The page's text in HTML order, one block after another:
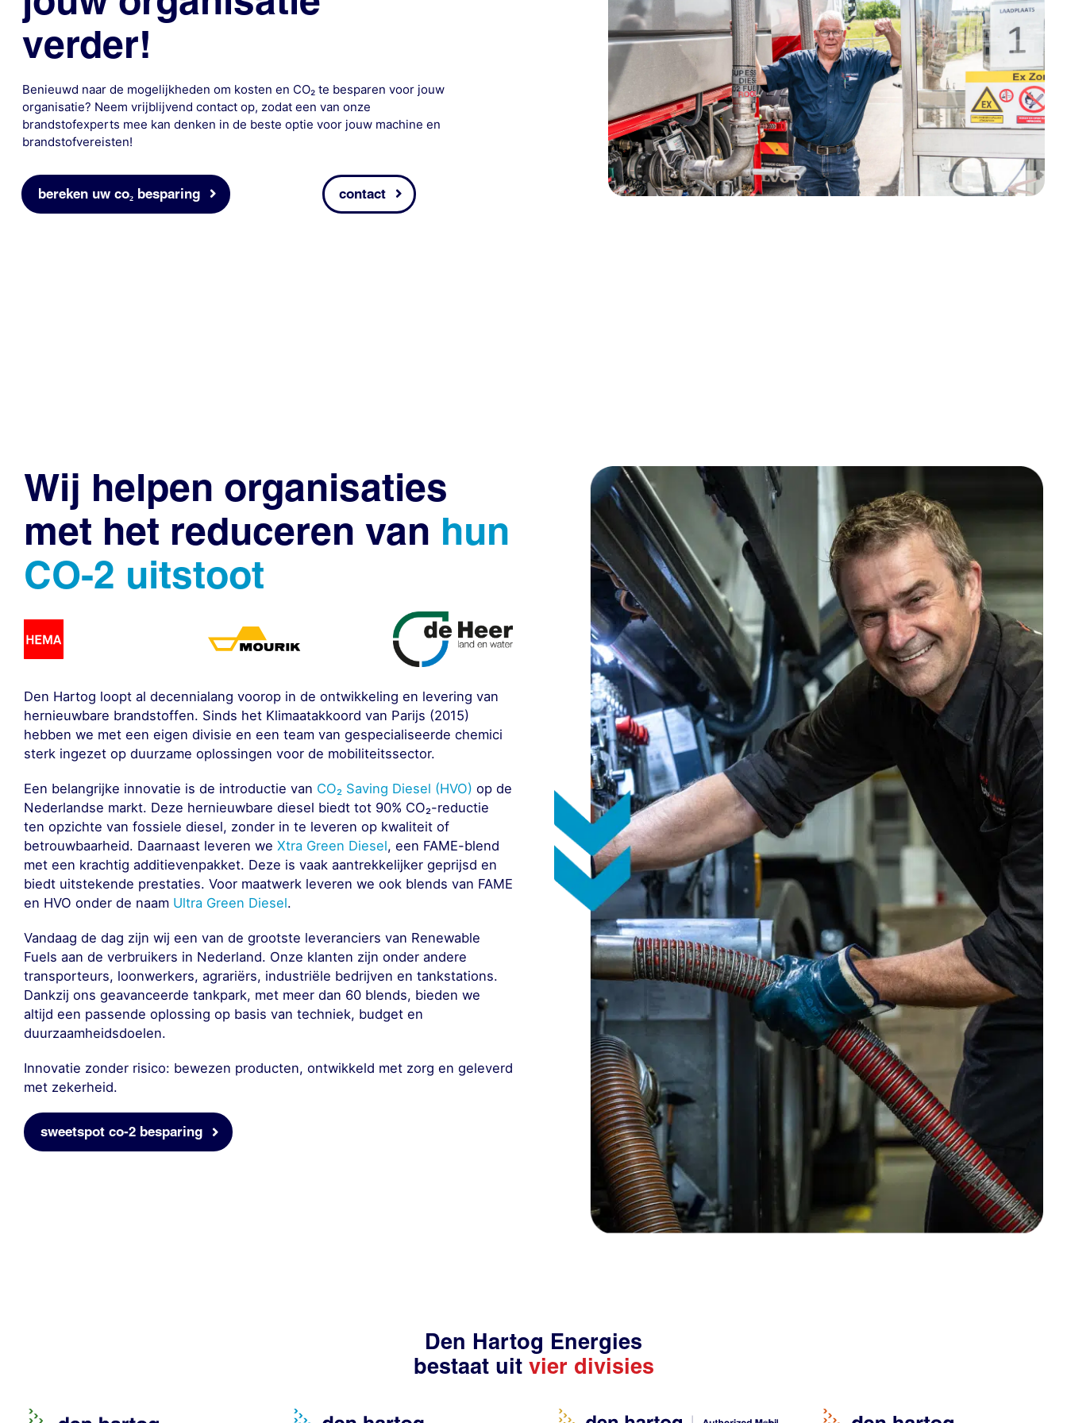
verder!
Benieuwd naar de mogelijkheden om kosten en CO₂ te besparen voor jouw
organisatie? Neem vrijblijvend contact op, zodat een van onze
brandstofexperts mee kan denken in de beste optie voor jouw machine en
brandstofvereisten!
bereken uw co₂ besparing contact
Wij helpen organisaties
met het reduceren van hun
CO-2 uitstoot
Den Hartog loopt al decennialang voorop in de ontwikkeling en levering van
hernieuwbare brandstoffen. Sinds het Klimaatakkoord van Parijs (2015)
hebben we met een eigen divisie en een team van gespecialiseerde chemici
sterk ingezet op duurzame oplossingen voor de mobiliteitssector.
Een belangrijke innovatie is de introductie van CO₂ Saving Diesel (HVO) op de
Nederlandse markt. Deze hernieuwbare diesel biedt tot 90% CO₂-reductie
ten opzichte van fossiele diesel, zonder in te leveren op kwaliteit of
betrouwbaarheid. Daarnaast leveren we Xtra Green Diesel, een FAME-blend
met een krachtig additievenpakket. Deze is vaak aantrekkelijker geprijsd en
biedt uitstekende prestaties. Voor maatwerk leveren we ook blends van FAME
en HVO onder de naam Ultra Green Diesel.
Vandaag de dag zijn wij een van de grootste leveranciers van Renewable
Fuels aan de verbruikers in Nederland. Onze klanten zijn onder andere
transporteurs, loonwerkers, agrariërs, industriële bedrijven en tankstations.
Dankzij ons geavanceerde tankpark, met meer dan 60 blends, bieden we
altijd een passende oplossing op basis van techniek, budget en
duurzaamheidsdoelen.
Innovatie zonder risico: bewezen producten, ontwikkeld met zorg en geleverd
met zekerheid.
sweetspot co-2 besparing
Den Hartog Energies
bestaat uit vier divisies